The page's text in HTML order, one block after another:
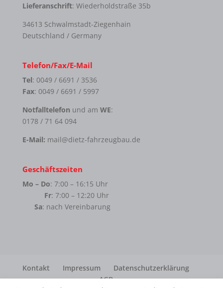
Lieferanschrift: Wiederholdstraße 35b
34613 Schwalmstadt-Ziegenhain
Deutschland / Germany
Telefon/Fax/E-Mail
Tel: 0049 / 6691 / 3536
Fax: 0049 / 6691 / 5997
Notfalltelefon und am WE:
0178 / 71 64 094
E-Mail: mail@dietz-fahrzeugbau.de
Geschäftszeiten
Mo – Do: 7:00 – 16:15 Uhr
Fr: 7:00 – 12:20 Uhr
Sa: nach Vereinbarung
Kontakt Impressum
Datenschutzerklärung
AGB